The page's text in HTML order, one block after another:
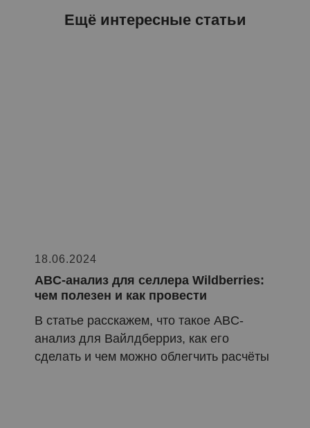
Ещё интересные статьи
18.06.2024
ABC-анализ для селлера Wildberries:
чем полезен и как провести
В статье расскажем, что такое ABC-
анализ для Вайлдберриз, как его
сделать и чем можно облегчить расчёты